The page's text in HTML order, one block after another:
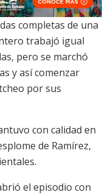
completas de una
trabajó igual
pero se marchó
y así comenzar
por sus
con calidad en
de Ramírez,
el episodio con